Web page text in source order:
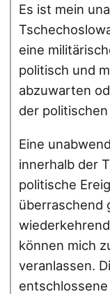
Es ist mein
eine
politisch und
abzuwarten
der
Eine
innerhalb der
politische
überraschend
können mich
veranlassen.